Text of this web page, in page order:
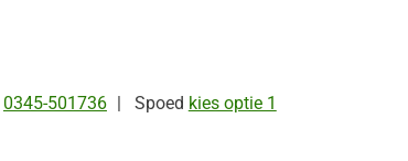
Tel:
0345-501736 Spoed kies optie 1